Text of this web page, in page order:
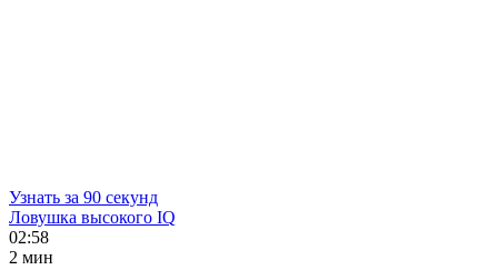
Узнать за 90 секунд
Ловушка высокого IQ
02:58
2 мин